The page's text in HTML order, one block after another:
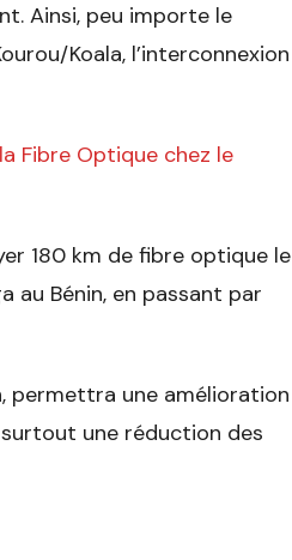
Ainsi, peu importe le
Koala, l’interconnexion
Fibre Optique chez le
180 km de fibre optique le
au Bénin, en passant par
permettra une amélioration
une réduction des